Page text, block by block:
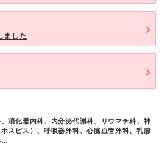
ました
消化器内科、内分泌代謝科、リウマチ科、神
スピス）、呼吸器外科、心臓血管外科、乳腺
…